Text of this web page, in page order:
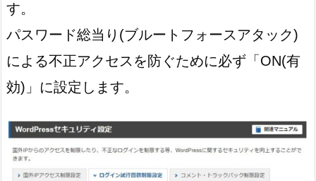
す。
パスワード総当り(ブルートフォースアタック)
による不正アクセスを防ぐために必ず「ON(有
効)」に設定します。